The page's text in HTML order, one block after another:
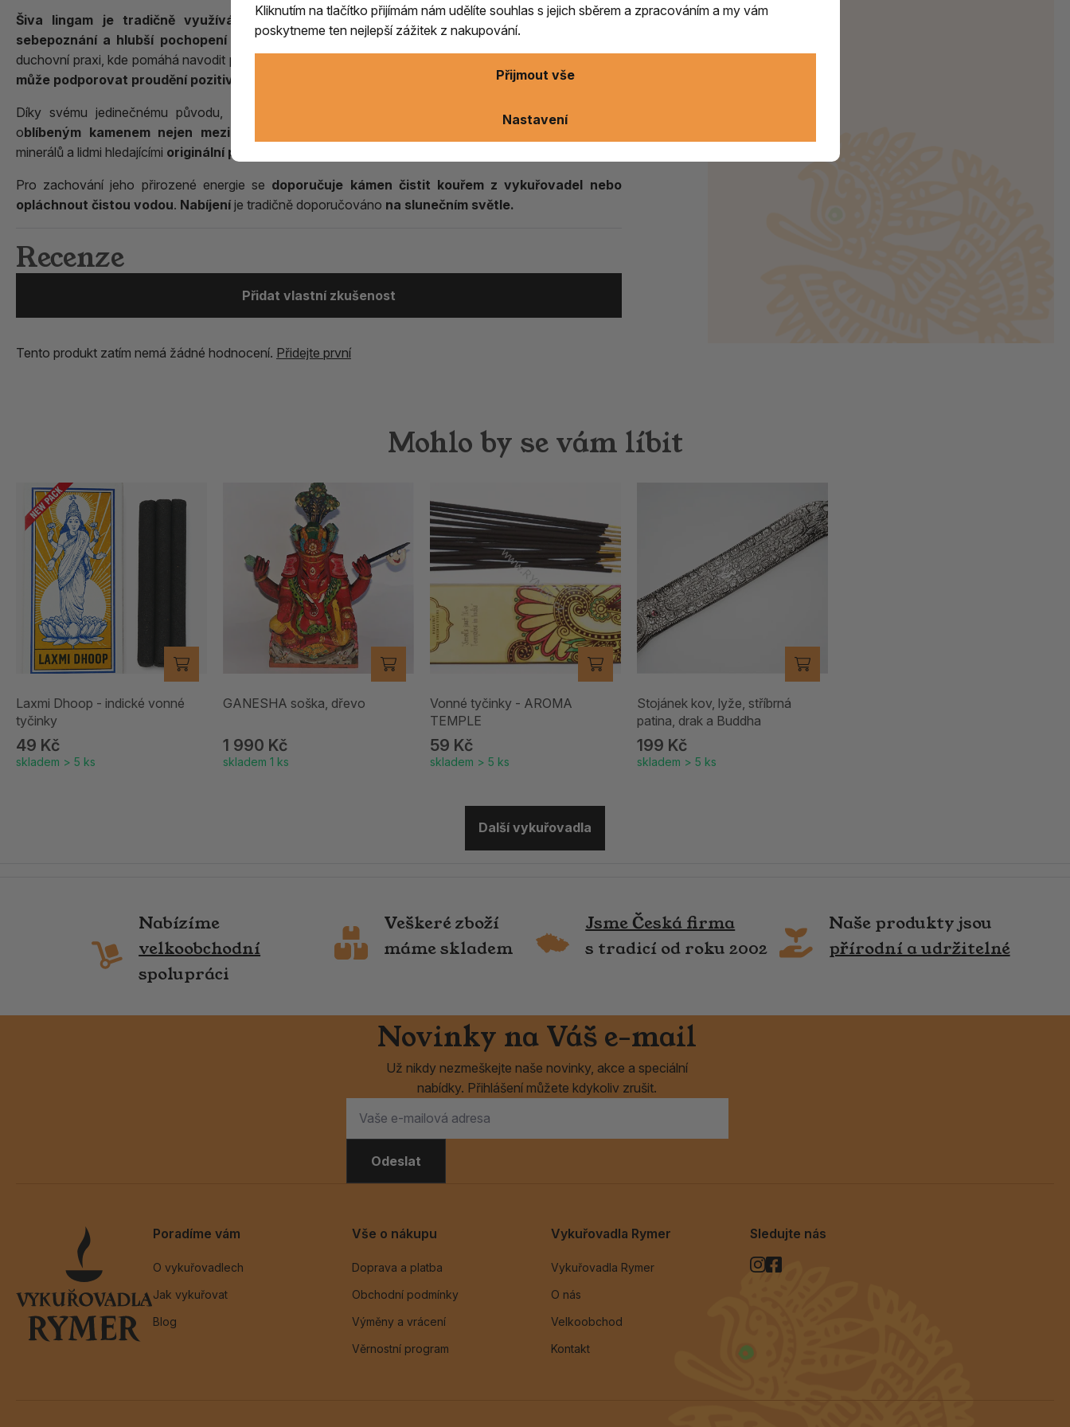
Šiva lingam je tradičně využíván jako meditační kámen, který podporuje duchovní růst,
sebepoznání a hlubší pochopení vlastní podstaty.Mnoho lidí jej používá při meditaci, józe nebo
duchovní praxi, kde pomáhá navodit pocit klidu, soustředění a vnitřní rovnováhy.
může podporovat proudění pozitivní energie v prostoru, kde je umístěn.
Díky svému jedinečnému původu, hluboké symbolice a charakteristickému vzhledu je Šiva lingam
oblíbeným kamenem nejen mezi zájemci o hinduistickou spiritualitu,
minerálů a lidmi hledajícími originální přírodní talisman.
Pro zachování jeho přirozené energie se doporučuje kámen čistit kouřem z vykuřovadel nebo
opláchnout čistou vodou. Nabíjení je tradičně doporučováno na slunečním světle.
Recenze
Přidat vlastní zkušenost
Tento produkt zatím nemá žádné hodnocení. Přidejte první
Mohlo by se vám líbit
Laxmi Dhoop - indické vonné
tyčinky
49 Kč
skladem > 5 ks
GANESHA soška, dřevo
1 990 Kč
skladem 1 ks
Vonné tyčinky - AROMA
TEMPLE
59 Kč
skladem > 5 ks
Stojánek kov, lyže, stříbrná
patina, drak a Buddha
199 Kč
skladem > 5 ks
Další vykuřovadla
Nabízíme
velkoobchodní
spolupráci
Veškeré zboží
máme skladem
Jsme Česká firma
s tradicí od roku 2002
Naše produkty jsou
přírodní a udržitelné
Novinky na Váš e-mail
Už nikdy nezmeškejte naše novinky, akce a speciální
nabídky. Přihlášení můžete kdykoliv zrušit.
Odeslat
Poradíme vám
O vykuřovadlech
Jak vykuřovat
Blog
Vše o nákupu
Doprava a platba
Obchodní podmínky
Výměny a vrácení
Věrnostní program
Vykuřovadla Rymer
Vykuřovadla Rymer
O nás
Velkoobchod
Kontakt
Sledujte nás
Kliknutím na tlačítko přijímám nám udělíte souhlas s jejich sběrem a zpracováním a my vám
poskytneme ten nejlepší zážitek z nakupování.
Nastavení
Přijmout vše